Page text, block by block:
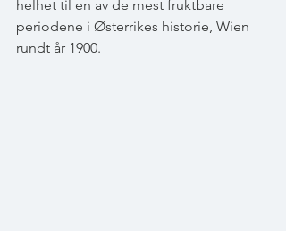
helhet til en av de mest fruktbare
periodene i Østerrikes historie, Wien
rundt år 1900.